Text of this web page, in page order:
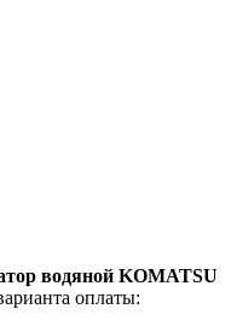
водяной KOMATSU
оплаты: